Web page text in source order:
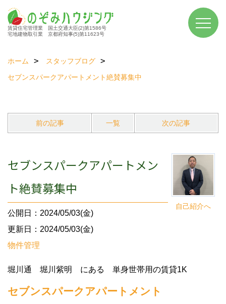
賃貸住宅管理業 国土交通大臣(2)第1586号
宅地建物取引業 京都府知事(5)第11623号
ホーム
スタッフブログ
セブンスパークアパートメント絶賛募集中
前の記事 一覧 次の記事
自己紹介へ
セブンスパークアパートメン
ト絶賛募集中
公開日：2024/05/03(金)
更新日：2024/05/03(金)
物件管理
堀川通 堀川紫明 にある 単身世帯用の賃貸1K
セブンスパークアパートメント